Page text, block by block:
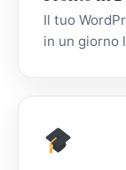
Il tuo
in un giorno